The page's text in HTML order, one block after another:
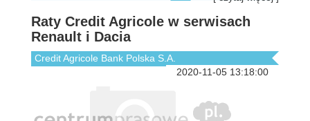
Raty Credit Agricole w serwisach
Renault i Dacia
Credit Agricole Bank Polska S.A.
2020-11-05 13:18:00